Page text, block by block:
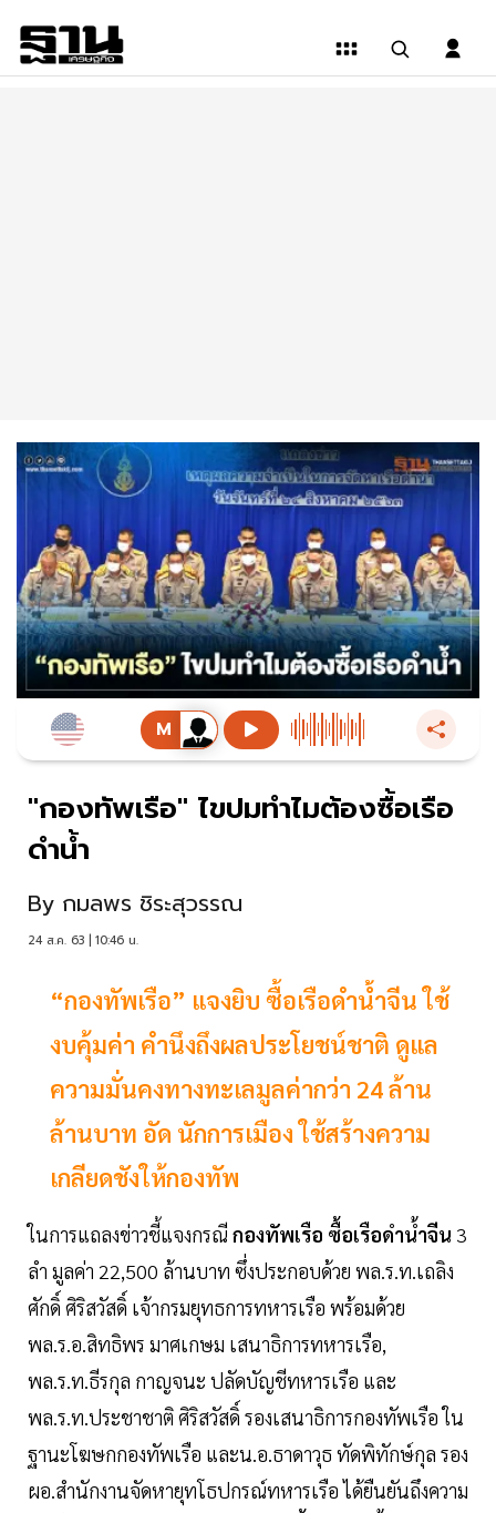
"กองทัพเรือ" ไขปมทำไมต้องซื้อเรือ
ดำน้ำ
By กมลพร ชิระสุวรรณ
24 ส.ค. 63 | 10:46 น.
“กองทัพเรือ” แจงยิบ ซื้อเรือดำน้ำจีน ใช้
งบคุ้มค่า คำนึงถึงผลประโยชน์ชาติ ดูแล
ความมั่นคงทางทะเลมูลค่ากว่า 24 ล้าน
ล้านบาท อัด นักการเมือง ใช้สร้างความ
เกลียดชังให้กองทัพ
ในการแถลงข่าวชี้แจงกรณี กองทัพเรือ ซื้อเรือดำน้ำจีน 3
ลำ มูลค่า 22,500 ล้านบาท ซึ่งประกอบด้วย พล.ร.ท.เถลิง
ศักดิ์ ศิริสวัสดิ์ เจ้ากรมยุทธการทหารเรือ พร้อมด้วย
พล.ร.อ.สิทธิพร มาศเกษม เสนาธิการทหารเรือ,
พล.ร.ท.ธีรกุล กาญจนะ ปลัดบัญชีทหารเรือ และ
พล.ร.ท.ประชาชาติ ศิริสวัสดิ์ รองเสนาธิการกองทัพเรือ ใน
ฐานะโฆษกกองทัพเรือ และน.อ.ธาดาวุธ ทัดพิทักษ์กุล รอง
ผอ.สำนักงานจัดหายุทโธปกรณ์ทหารเรือ ได้ยืนยันถึงความ